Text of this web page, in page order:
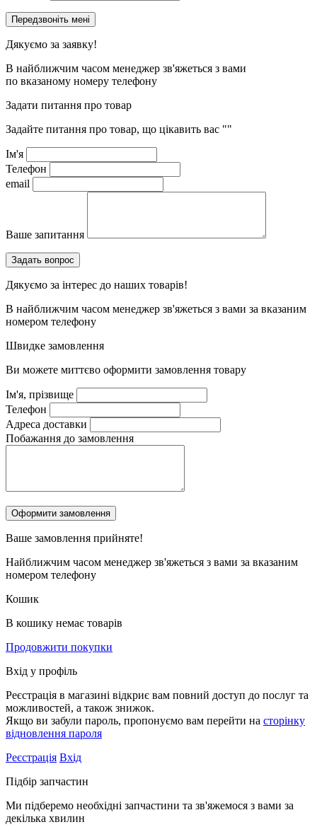
Дякуємо за заявку!
В найближчим часом менеджер зв'яжеться з вами
по вказаному номеру телефону
Задати питання про товар
Задайте питання про товар, що цікавить вас ""
Ім'я
Телефон
email
Ваше запитання
Дякуємо за інтерес до наших товарів!
В найближчим часом менеджер зв'яжеться з вами за вказаним
номером телефону
Швидке замовлення
Ви можете миттєво оформити замовлення товару
Ім'я, прізвище
Телефон
Адреса доставки
Побажання до замовлення
Ваше замовлення прийняте!
Найближчим часом менеджер зв'яжеться з вами за вказаним
номером телефону
Кошик
В кошику немає товарів
Продовжити покупки
Вхід у профіль
Реєстрація в магазині відкриє вам повний доступ до послуг та
можливостей, а також знижок.
Якщо ви забули пароль, пропонуємо вам перейти на сторінку
відновлення пароля
Реєстрація Вхід
Підбір запчастин
Ми підберемо необхідні запчастини та зв'яжемося з вами за
декілька хвилин